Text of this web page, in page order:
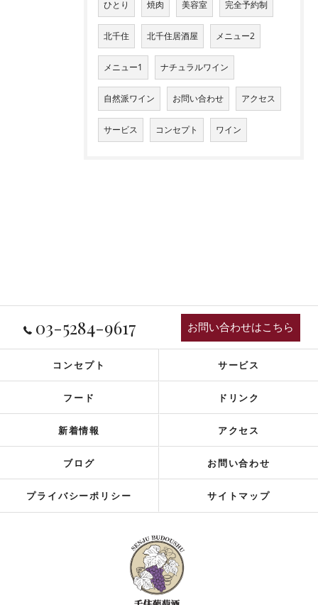
ひとり 焼肉 美容室 完全予約制
北千住 北千住居酒屋 メニュー2
メニュー1 ナチュラルワイン
自然派ワイン お問い合わせ アクセス
サービス コンセプト ワイン
03-5284-9617 お問い合わせはこちら
コンセプト サービス
フード ドリンク
新着情報 アクセス
ブログ お問い合わせ
プライバシーポリシー サイトマップ